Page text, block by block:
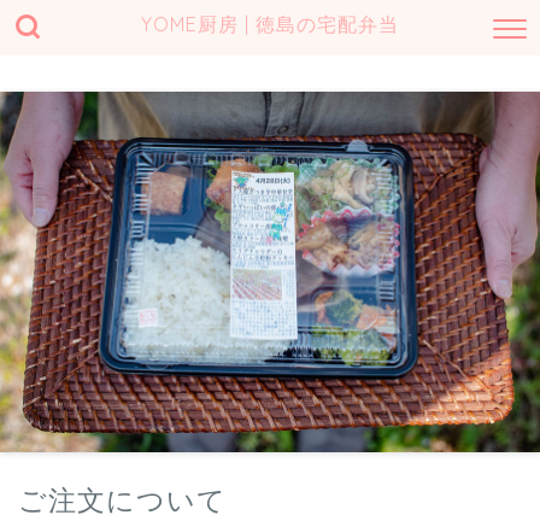
YOME厨房 | 徳島の宅配弁当
ご注文について